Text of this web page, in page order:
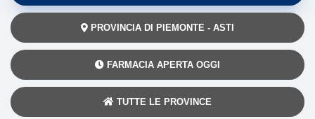
PROVINCIA DI PIEMONTE - ASTI
FARMACIA APERTA OGGI
TUTTE LE PROVINCE